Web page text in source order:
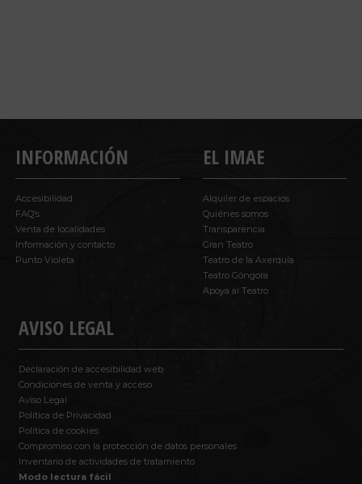
INFORMACIÓN
Accesibilidad
FAQ’s
Venta de localidades
Información y contacto
Punto Violeta
AVISO LEGAL
Declaración de accesibilidad web
Condiciones de venta y acceso
Aviso Legal
Política de Privacidad
Política de cookies
Compromiso con la protección de datos personales
Inventario de actividades de tratamiento
Modo lectura fácil
EL IMAE
Alquiler de espacios
Quiénes somos
Transparencia
Gran Teatro
Teatro de la Axerquía
Teatro Góngora
Apoya al Teatro